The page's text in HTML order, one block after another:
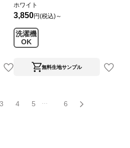
ホワイト
3,850円(税込)～
洗濯機
OK
無料生地サンプル
3 4 5 6